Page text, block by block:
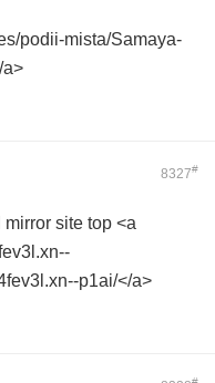
podii-mista/Samaya-
8327#
site top <a
p1ai/</a>